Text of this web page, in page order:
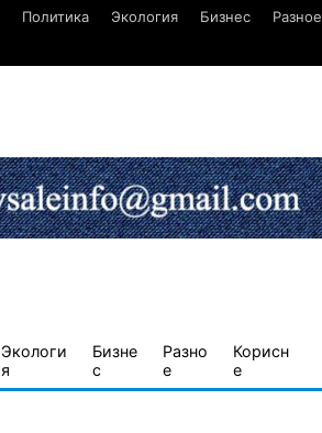
Политика Экология Бизнес
Разное
Экологи
я
Бизне
с
Разно
е
Корисн
е